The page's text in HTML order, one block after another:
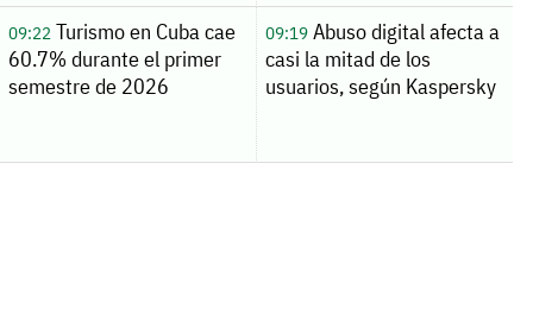
09:22Turismo en Cuba cae
60.7% durante el primer
semestre de 2026
09:19Abuso digital afecta a
casi la mitad de los
usuarios, según Kaspersky